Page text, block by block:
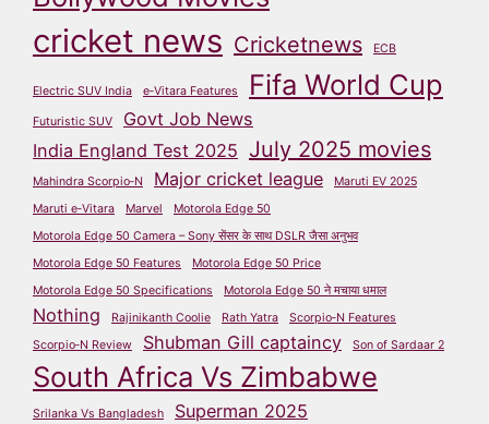
cricket news Cricketnews ECB
Electric SUV India e‑Vitara Features Fifa World Cup
Futuristic SUV
Govt Job News
India England Test 2025 July 2025 movies
Mahindra Scorpio‑N Major cricket league
Maruti EV 2025
Maruti e‑Vitara
Marvel
Motorola Edge 50
Motorola Edge 50 Camera – Sony सेंसर के साथ DSLR जैसा अनुभव
Motorola Edge 50 Features
Motorola Edge 50 Price
Motorola Edge 50 Specifications
Motorola Edge 50 ने मचाया धमाल
Nothing Rajinikanth Coolie Rath Yatra
Scorpio‑N Features
Scorpio‑N Review
Shubman Gill captaincy Son of Sardaar 2
South Africa Vs Zimbabwe
Srilanka Vs Bangladesh
Superman 2025